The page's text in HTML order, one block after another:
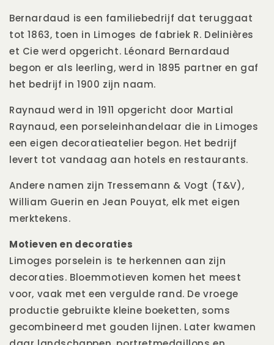
Bernardaud is een familiebedrijf dat teruggaat
tot 1863, toen in Limoges de fabriek R. Delinières
et Cie werd opgericht. Léonard Bernardaud
begon er als leerling, werd in 1895 partner en gaf
het bedrijf in 1900 zijn naam.
Raynaud werd in 1911 opgericht door Martial
Raynaud, een porseleinhandelaar die in Limoges
een eigen decoratieatelier begon. Het bedrijf
levert tot vandaag aan hotels en restaurants.
Andere namen zijn Tressemann & Vogt (T&V),
William Guerin en Jean Pouyat, elk met eigen
merktekens.
Motieven en decoraties
Limoges porselein is te herkennen aan zijn
decoraties. Bloemmotieven komen het meest
voor, vaak met een vergulde rand. De vroege
productie gebruikte kleine boeketten, soms
gecombineerd met gouden lijnen. Later kwamen